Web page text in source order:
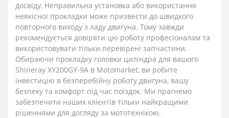
досвіду. Неправильна установка або використання
неякісної прокладки може призвести до швидкого
повторного виходу з ладу двигуна. Тому завжди
рекомендується довіряти цю роботу професіоналам та
використовувати тільки перевірені запчастини.
Обираючи прокладку головки циліндра для вашого
Shineray XY200GY-9A в Motomarket, ви робите
інвестицію в безперебійну роботу двигуна, вашу
безпеку та комфорт під час поїздок. Ми прагнемо
забезпечити наших клієнтів тільки найкращими
рішеннями для догляду за мототехнікою.